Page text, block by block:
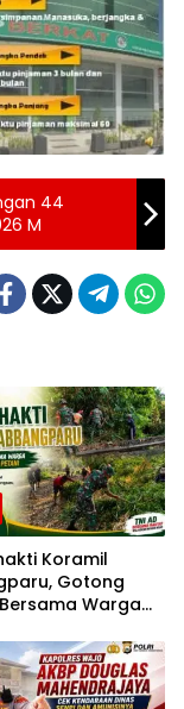
44
M
Koramil
Gotong
Warga